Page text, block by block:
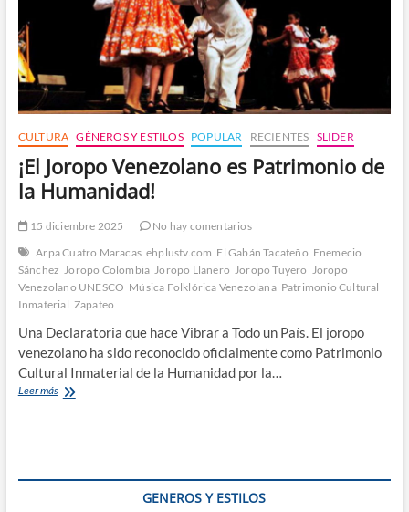
CULTURA GÉNEROS Y ESTILOS POPULAR RECIENTES SLIDER
¡El Joropo Venezolano es Patrimonio de
la Humanidad!
15 diciembre 2025
No hay comentarios
Arpa Cuatro Maracas ehplustv.com El Gabán Tacateño Enemecio
Sánchez Joropo Colombia Joropo Llanero Joropo Tuyero Joropo
Venezolano UNESCO Música Folklórica Venezolana Patrimonio Cultural
Inmaterial Zapateo
Una Declaratoria que hace Vibrar a Todo un País. El joropo
venezolano ha sido reconocido oficialmente como Patrimonio
Cultural Inmaterial de la Humanidad por la…
Leer más¡El
GENEROS Y ESTILOS